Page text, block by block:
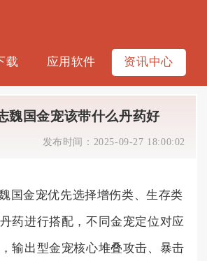
载 应用软件 资讯中心
魏国金宠该带什么丹药好
发布时间： 2025-09-27 18:00:02
国金宠优先选择增伤类、生存类
药进行搭配，不同金宠定位对应
输出型金宠核心堆叠攻击、暴击